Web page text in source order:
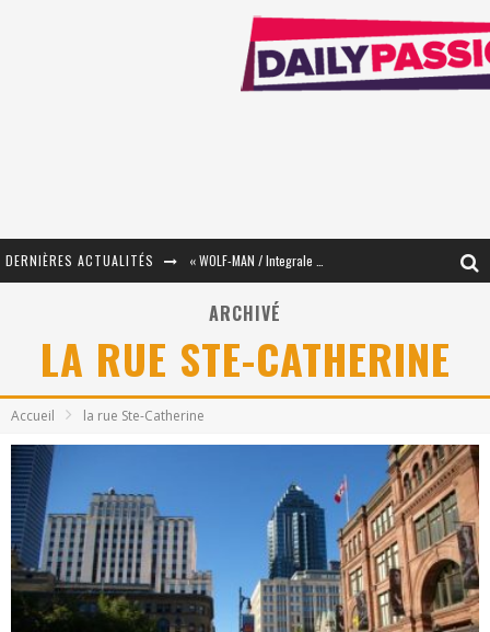
DERNIÈRES ACTUALITÉS
« Mon Village Révolté » - Combattre un Projet !
« Le Béton et le Bambou / Propositions pour Mayotte et le Monde. » - Améliorations !
« Dr Wertham / L’homme qui étudia les tueurs en série » - Un Métier à Risque !
Assassin's Creed Black Flag Resynced
ARCHIVÉ
LA RUE STE-CATHERINE
Accueil la rue Ste-Catherine